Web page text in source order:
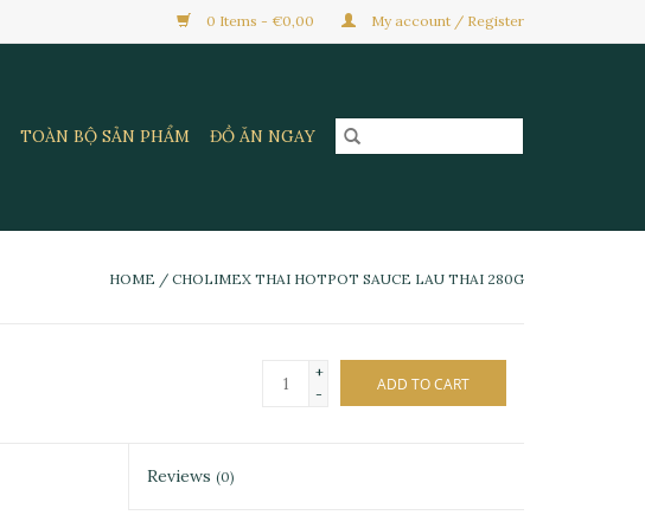
0 Items - €0,00 My account / Register
TOÀN BỘ SẢN PHẨM ĐỒ ĂN NGAY
HOME / CHOLIMEX THAI HOTPOT SAUCE LAU THAI 280G
+
-
ADD TO CART
Reviews(0)